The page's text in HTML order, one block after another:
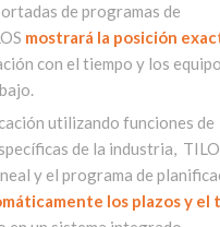
de programas de
mostrará la posición
con el tiempo y los
utilizando funciones de
de la industria,
y el programa de
los plazos y el